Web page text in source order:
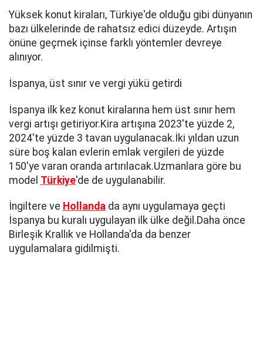
Yüksek konut kiraları, Türkiye'de olduğu gibi dünyanın
bazı ülkelerinde de rahatsız edici düzeyde. Artışın
önüne geçmek içinse farklı yöntemler devreye
alınıyor.
İspanya, üst sınır ve vergi yükü getirdi
İspanya ilk kez konut kiralarına hem üst sınır hem
vergi artışı getiriyor.Kira artışına 2023'te yüzde 2,
2024'te yüzde 3 tavan uygulanacak.İki yıldan uzun
süre boş kalan evlerin emlak vergileri de yüzde
150'ye varan oranda artırılacak.Uzmanlara göre bu
model Türkiye'de de uygulanabilir.
İngiltere ve Hollanda da aynı uygulamaya geçti
İspanya bu kuralı uygulayan ilk ülke değil.Daha önce
Birleşik Krallık ve Hollanda'da da benzer
uygulamalara gidilmişti.